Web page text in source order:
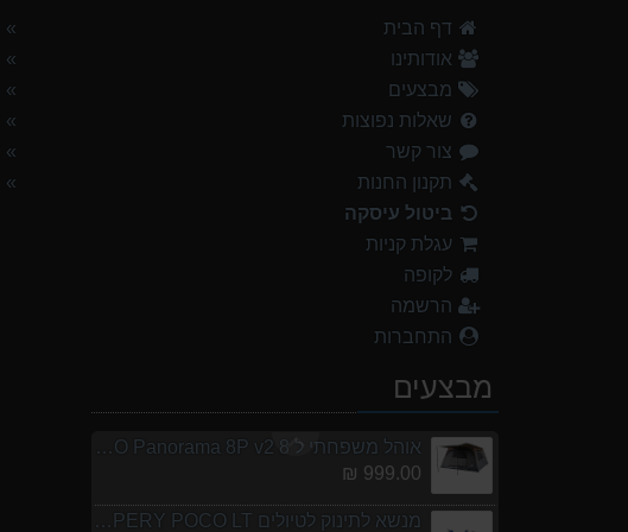
דף הבית
אודותינו
מבצעים
שאלות נפוצות
צור קשר
תקנון החנות
ביטול עיסקה
עגלת קניות
לקופה
הרשמה
התחברות
מבצעים
999.00 ₪
499.00 ₪
449.00 ₪
839.00 ₪
אוהל משפחתי ל 8 GURO Panorama 8P v2
999.00 ₪
מנשא לתינוק לטיולים OSPERY POCO LT